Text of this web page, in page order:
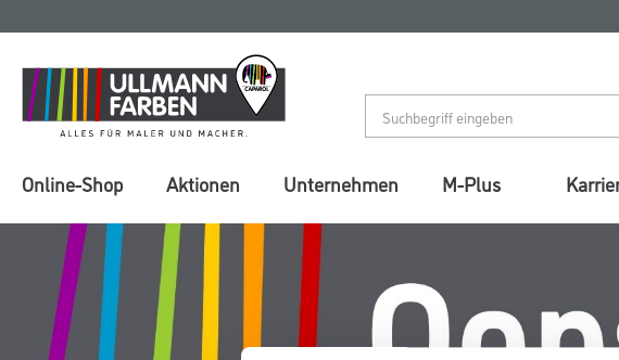
springen
springen
Online-Shop Aktionen Unternehmen M-Plus